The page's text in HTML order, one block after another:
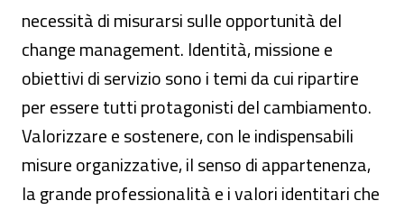
necessità di misurarsi sulle opportunità del
change management. Identità, missione e
obiettivi di servizio sono i temi da cui ripartire
per essere tutti protagonisti del cambiamento.
Valorizzare e sostenere, con le indispensabili
misure organizzative, il senso di appartenenza,
la grande professionalità e i valori identitari che